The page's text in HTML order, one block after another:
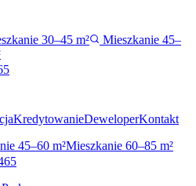
30–45 m²
Mieszkanie 45–
KredytowanieDeweloperKontakt
45–60 m²Mieszkanie 60–85 m²